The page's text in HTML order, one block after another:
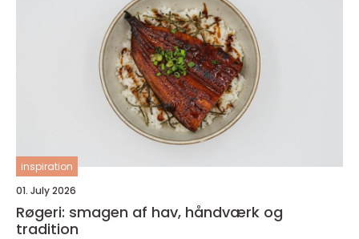
inspiration
01. July 2026
Røgeri: smagen af hav, håndværk og
tradition